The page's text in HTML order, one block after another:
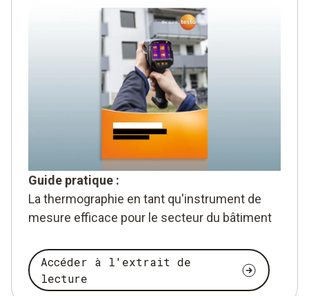
Guide pratique :
La thermographie en tant qu'instrument de
mesure efficace pour le secteur du bâtiment
Accéder à l'extrait de
lecture